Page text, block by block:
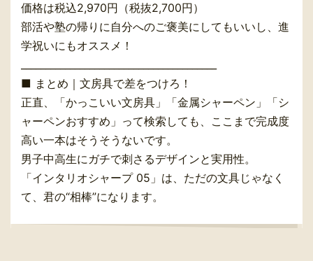
価格は税込2,970円（税抜2,700円）
部活や塾の帰りに自分へのご褒美にしてもいいし、進
学祝いにもオススメ！
■ まとめ｜文房具で差をつけろ！
正直、「かっこいい文房具」「金属シャーペン」「シ
ャーペンおすすめ」って検索しても、ここまで完成度
高い一本はそうそうないです。
男子中高生にガチで刺さるデザインと実用性。
「インタリオシャープ 05」は、ただの文具じゃなく
て、君の“相棒”になります。